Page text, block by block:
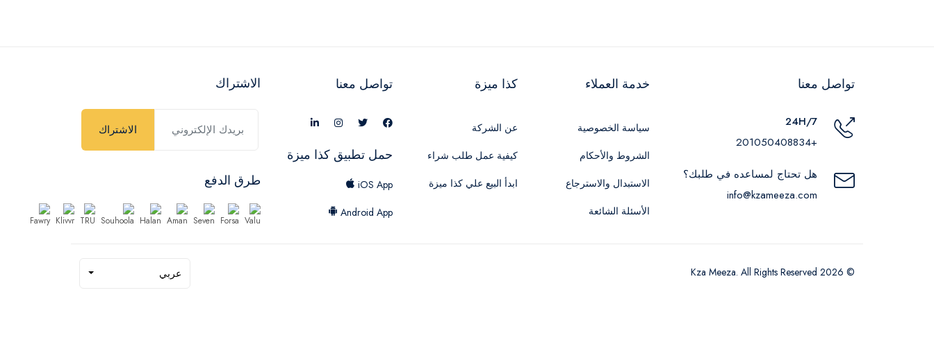
تواصل معنا
24H/7
+201050408834
هل تحتاج لمساعده في طلبك؟
info@kzameeza.com
خدمة العملاء
سياسة الخصوصية
الشروط والأحكام
الاستبدال والاسترجاع
الأسئلة الشائعة
كذا ميزة
عن الشركة
كيفية عمل طلب شراء
ابدأ البيع علي كذا ميزة
تواصل معنا
حمل تطبيق كذا ميزة
iOS App
Android App
الاشتراك
الاشتراك
طرق الدفع
© 2026 Kza Meeza. All Rights Reserved عربي